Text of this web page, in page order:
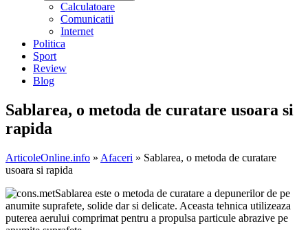
Calculatoare
Comunicatii
Internet
Politica
Sport
Review
Blog
Sablarea, o metoda de curatare usoara si
rapida
ArticoleOnline.info » Afaceri » Sablarea, o metoda de curatare
usoara si rapida
Sablarea este o metoda de curatare a depunerilor de pe
anumite suprafete, solide dar si delicate. Aceasta tehnica utilizeaza
puterea aerului comprimat pentru a propulsa particule abrazive pe